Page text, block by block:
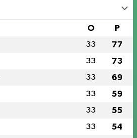
O P
33 77
33 73
33 69
33 59
33 55
33 54